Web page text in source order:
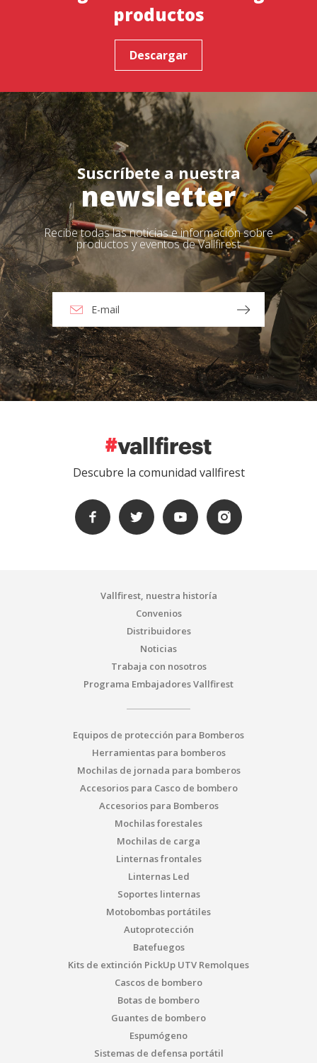
productos
Descargar
Suscríbete a nuestra
newsletter
Recibe todas las noticias e información sobre
productos y eventos de Vallfirest
Descubre la comunidad vallfirest
Vallfirest, nuestra historía
Convenios
Distribuidores
Noticias
Trabaja con nosotros
Programa Embajadores Vallfirest
Equipos de protección para Bomberos
Herramientas para bomberos
Mochilas de jornada para bomberos
Accesorios para Casco de bombero
Accesorios para Bomberos
Mochilas forestales
Mochilas de carga
Linternas frontales
Linternas Led
Soportes linternas
Motobombas portátiles
Autoprotección
Batefuegos
Kits de extinción PickUp UTV Remolques
Cascos de bombero
Botas de bombero
Guantes de bombero
Espumógeno
Sistemas de defensa portátil